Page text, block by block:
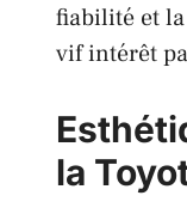
fiabilité et
vif intérêt
la